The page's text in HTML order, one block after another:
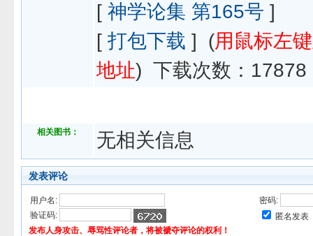
[ 神学论集 第165号 ]
[ 打包下载 ] (用鼠标左
地址) 下载次数： 17878
相关图书： 无相关信息
发表评论
用户名:
密码:
验证码:
匿名发表
发布人身攻击、辱骂性评论者，将被褫夺评论的权利！